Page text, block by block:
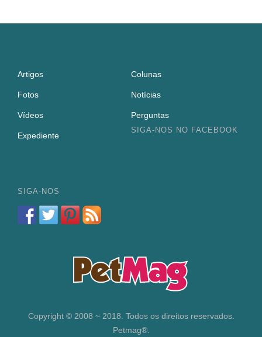
Artigos Colunas
Fotos Notícias
Vídeos Perguntas
Expediente
SIGA-NOS NO FACEBOOK
SIGA-NOS
Copyright © 2008 ~ 2018. Todos os direitos reservados.
Petmag®.